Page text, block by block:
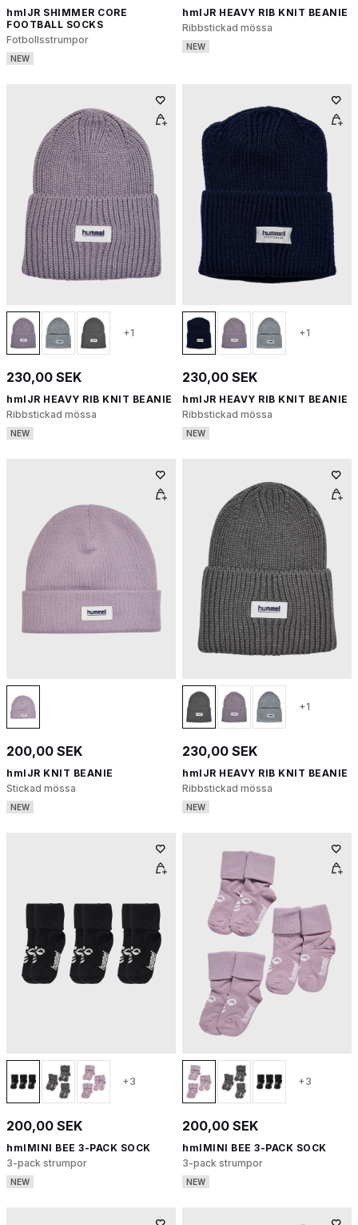
hmlJR SHIMMER CORE
FOOTBALL SOCKS
Fotbollsstrumpor
NEW
hmlJR HEAVY RIB KNIT BEANIE
Ribbstickad mössa
NEW
+1
230,00 SEK
hmlJR HEAVY RIB KNIT BEANIE
Ribbstickad mössa
NEW
+1
230,00 SEK
hmlJR HEAVY RIB KNIT BEANIE
Ribbstickad mössa
NEW
200,00 SEK
hmlJR KNIT BEANIE
Stickad mössa
NEW
+1
230,00 SEK
hmlJR HEAVY RIB KNIT BEANIE
Ribbstickad mössa
NEW
+3
200,00 SEK
hmlMINI BEE 3-PACK SOCK
3-pack strumpor
NEW
+3
200,00 SEK
hmlMINI BEE 3-PACK SOCK
3-pack strumpor
NEW